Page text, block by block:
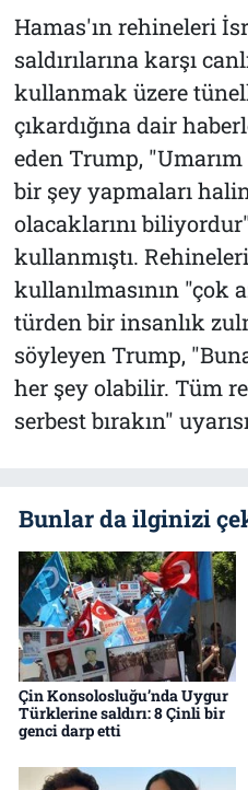
Hamas'ın rehineleri
saldırılarına karşı
kullanmak üzere
çıkardığına dair
eden Trump,
bir şey yapmaları
olacaklarını
kullanmıştı.
kullanılmasının "çok
türden bir insanlık
söyleyen Trump,
her şey olabilir. Tüm
serbest bırakın"
Bunlar da ilginizi
Çin Konsolosluğu’nda Uygur
Türklerine saldırı: 8 Çinli bir
genci darp etti